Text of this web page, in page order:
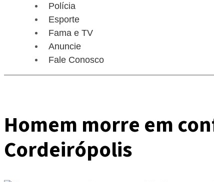
Polícia
Esporte
Fama e TV
Anuncie
Fale Conosco
Homem morre em
Cordeirópolis